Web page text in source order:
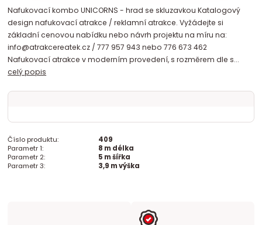
Nafukovací kombo UNICORNS - hrad se skluzavkou Katalogový
design nafukovací atrakce / reklamní atrakce. Vyžádejte si
základní cenovou nabídku nebo návrh projektu na míru na:
info@atrakcereatek.cz / 777 957 943 nebo 776 673 462
Nafukovací atrakce v moderním provedení, s rozměrem dle s...
celý popis
Číslo produktu:
409
Parametr 1:
8 m délka
Parametr 2:
5 m šířka
Parametr 3:
3,9 m výška